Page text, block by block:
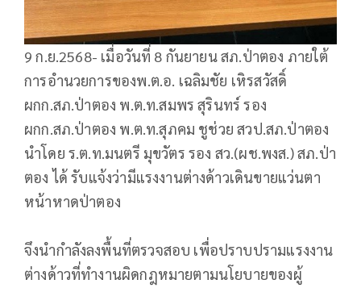
9 ก.ย.2568- เมื่อวันที่ 8 กันยายน สภ.ป่าตอง ภายใต้
การอำนวยการของพ.ต.อ. เฉลิมชัย เหิรสวัสดิ์
ผกก.สภ.ป่าตอง พ.ต.ท.สมพร สุรินทร์ รอง
ผกก.สภ.ป่าตอง พ.ต.ท.สุภคม ชูช่วย สวป.สภ.ป่าตอง
นำโดย ร.ต.ท.มนตรี มุขวัตร รอง สว.(ผช.พงส.) สภ.ป่า
ตอง ได้ รับแจ้งว่ามีแรงงานต่างด้าวเดินขายแว่นตา
หน้าหาดป่าตอง
จึงนำกำลังลงพื้นที่ตรวจสอบ เพื่อปราบปรามแรงงาน
ต่างด้าวที่ทำงานผิดกฎหมายตามนโยบายของผู้